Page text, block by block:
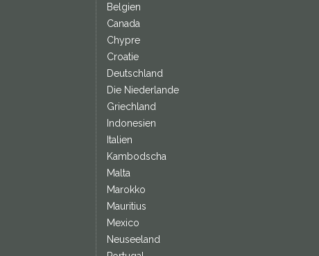
Belgien
Canada
Chypre
Croatie
Deutschland
Die Niederlande
Griechland
Indonesien
Italien
Kambodscha
Malta
Marokko
Mauritius
Mexico
Neuseeland